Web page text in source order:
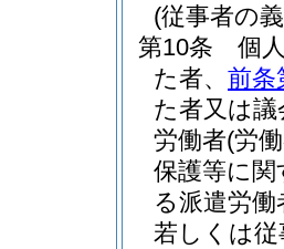
(従事者の
第10条
個
た者、 前条
た者又は
労働者(労
保護等に関
る派遣労
若しくは